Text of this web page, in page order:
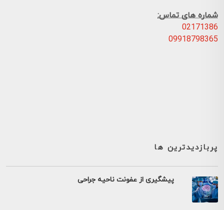
شماره های تماس:
02171386
09918798365
پربازدیدترین ها
پیشگیری از عفونت ناحیه جراحی